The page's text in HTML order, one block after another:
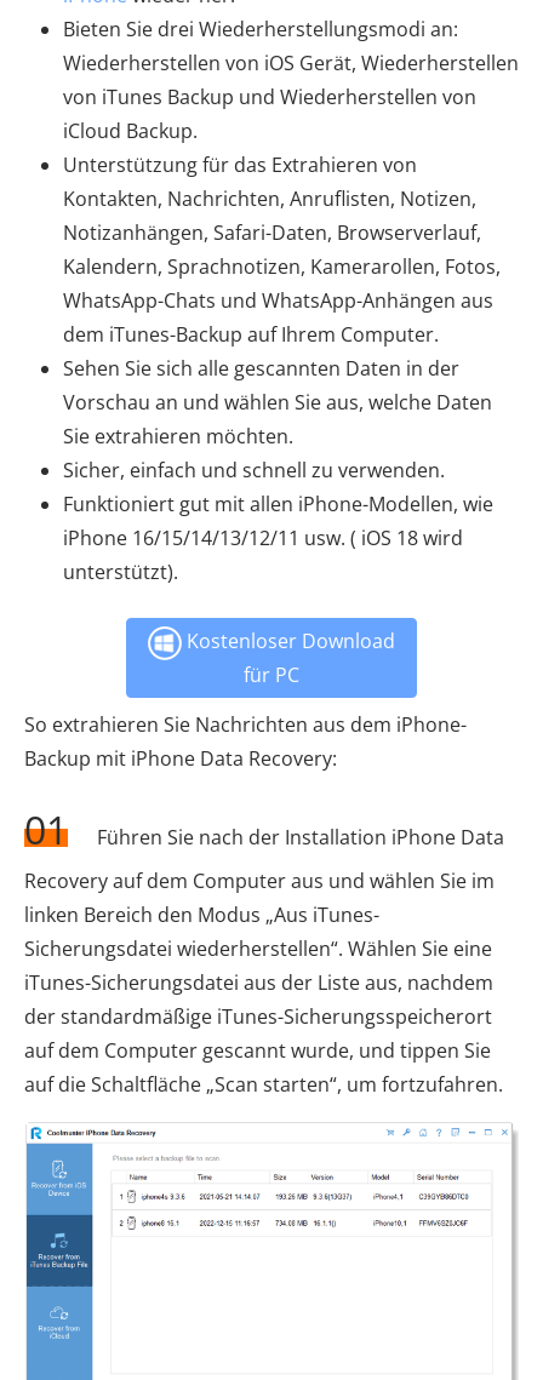
Bieten Sie drei Wiederherstellungsmodi an:
Wiederherstellen von iOS Gerät, Wiederherstellen
von iTunes Backup und Wiederherstellen von
iCloud Backup.
Unterstützung für das Extrahieren von
Kontakten, Nachrichten, Anruflisten, Notizen,
Notizanhängen, Safari-Daten, Browserverlauf,
Kalendern, Sprachnotizen, Kamerarollen, Fotos,
WhatsApp-Chats und WhatsApp-Anhängen aus
dem iTunes-Backup auf Ihrem Computer.
Sehen Sie sich alle gescannten Daten in der
Vorschau an und wählen Sie aus, welche Daten
Sie extrahieren möchten.
Sicher, einfach und schnell zu verwenden.
Funktioniert gut mit allen iPhone-Modellen, wie
iPhone 16/15/14/13/12/11 usw. ( iOS 18 wird
unterstützt).
Kostenloser Download
für PC
So extrahieren Sie Nachrichten aus dem iPhone-
Backup mit iPhone Data Recovery:
01
Führen Sie nach der Installation iPhone Data
Recovery auf dem Computer aus und wählen Sie im
linken Bereich den Modus „Aus iTunes-
Sicherungsdatei wiederherstellen“. Wählen Sie eine
iTunes-Sicherungsdatei aus der Liste aus, nachdem
der standardmäßige iTunes-Sicherungsspeicherort
auf dem Computer gescannt wurde, und tippen Sie
auf die Schaltfläche „Scan starten“, um fortzufahren.